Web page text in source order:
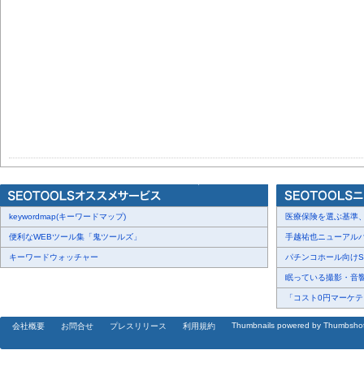
keywordmap(キーワードマップ)
便利なWEBツール集「鬼ツールズ」
キーワードウォッチャー
医療保険を選ぶ基準
手越祐也ニューアル
パチンコホール向け
眠っている撮影・音
「コスト0円マーケ
会社概要 お問合せ プレスリリース 利用規約 Thumbnails powered by